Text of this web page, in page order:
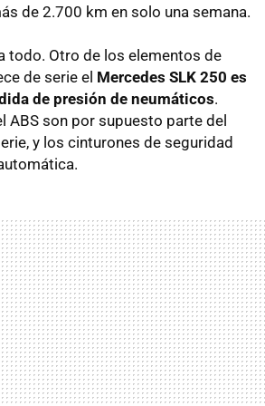
de 2.700 km en solo una semana.
todo. Otro de los elementos de
de serie el Mercedes SLK 250 es
de presión de neumáticos.
ABS son por supuesto parte del
y los cinturones de seguridad